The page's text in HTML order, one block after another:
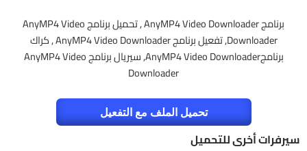
برنامج AnyMP4 Video Downloader , تحميل برنامج AnyMP4 Video
Downloader, تفعيل برنامج AnyMP4 Video Downloader , كراك
برنامجAnyMP4 Video Downloader, سيريال برنامج AnyMP4 Video
Downloader
تحميل الملف مع التفعيل
سيرفرات أخرى للتحميل